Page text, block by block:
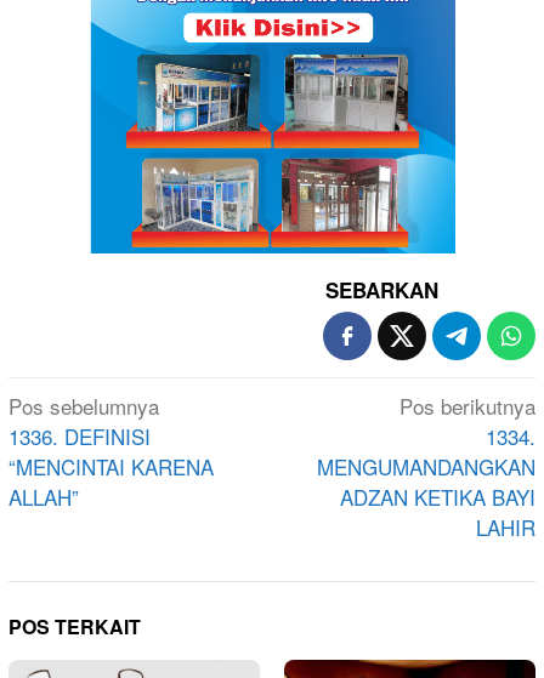
SEBARKAN
Navigasi
pos
Pos sebelumnya
1336. DEFINISI
“MENCINTAI KARENA
ALLAH”
Pos berikutnya
1334.
MENGUMANDANGKAN
ADZAN KETIKA BAYI
LAHIR
POS TERKAIT